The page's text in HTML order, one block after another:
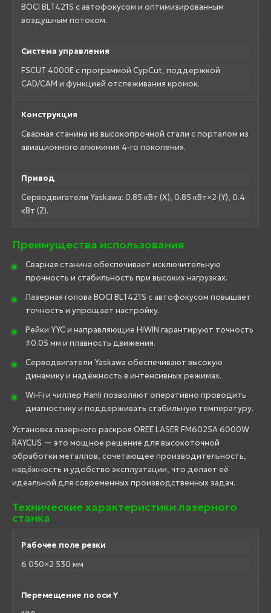
BOCI BLT421S с автофокусом и оптимизированным
воздушным потоком.
Система управления
FSCUT 4000E с программой CypCut, поддержкой
CAD/CAM и функцией отслеживания кромок.
Конструкция
Сварная станина из высокопрочной стали с порталом из
авиационного алюминия 4-го поколения.
Привод
Серводвигатели Yaskawa: 0.85 кВт (X), 0.85 кВт×2 (Y), 0.4
кВт (Z).
Преимущества использования
Сварная станина обеспечивает исключительную
прочность и стабильность при высоких нагрузках.
Лазерная голова BOCI BLT421S с автофокусом повышает
точность и упрощает настройку.
Рейки YYC и направляющие HIWIN гарантируют точность
±0.05 мм и плавность движения.
Серводвигатели Yaskawa обеспечивают высокую
динамику и надёжность в интенсивных режимах.
Wi-Fi и чиллер Hanli позволяют оперативно проводить
диагностику и поддерживать стабильную температуру.
Установка лазерного раскроя OREE LASER FM6025A 6000W
RAYCUS — это мощное решение для высокоточной
обработки металлов, сочетающее производительность,
надёжность и удобство эксплуатации, что делает её
идеальной для современных производственных задач.
Технические характеристики лазерного
станка
Рабочее поле резки
6 050×2 530 мм
Перемещение по оси Y